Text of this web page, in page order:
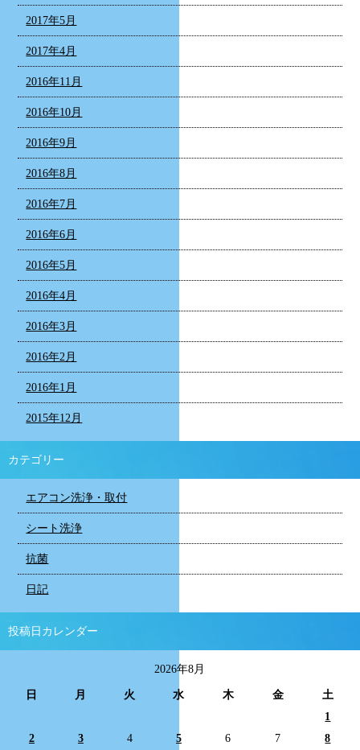
2017年5月
2017年4月
2016年11月
2016年10月
2016年9月
2016年8月
2016年7月
2016年6月
2016年5月
2016年4月
2016年3月
2016年2月
2016年1月
2015年12月
カテゴリー
エアコン洗浄・取付
シート洗浄
抗菌
日記
投稿日カレンダー
2026年8月
日 月 火 水 木 金
土
1
2
3 4 5 6 7 8